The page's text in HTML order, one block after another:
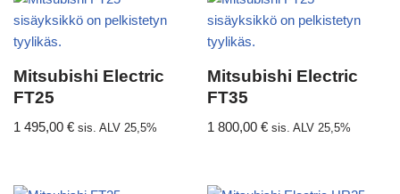
Mitsubishi Electric
FT25
1 495,00 € sis. ALV 25,5%
Mitsubishi Electric
FT35
1 800,00€ sis. ALV 25,5%